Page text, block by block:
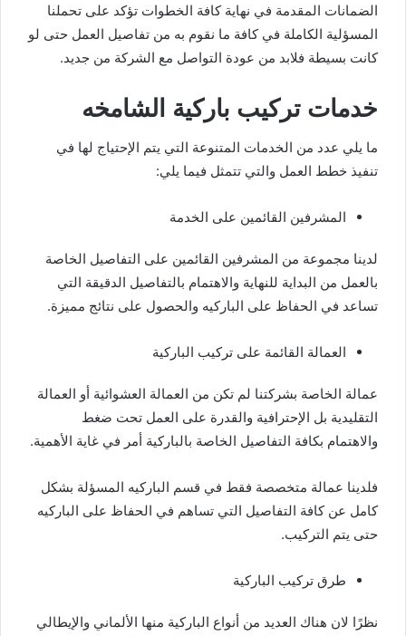
الضمانات المقدمة في نهاية كافة الخطوات تؤكد على تحملنا
المسؤلية الكاملة في كافة ما نقوم به من تفاصيل العمل حتى لو
كانت بسيطة فلابد من عودة التواصل مع الشركة من جديد.
خدمات تركيب باركية الشامخه
ما يلي عدد من الخدمات المتنوعة التي يتم الإحتياج لها في
تنفيذ خطط العمل والتي تتمثل فيما يلي:
المشرفين القائمين على الخدمة
لدينا مجموعة من المشرفين القائمين على التفاصيل الخاصة
بالعمل من البداية للنهاية والاهتمام بالتفاصيل الدقيقة التي
تساعد في الحفاظ على الباركيه والحصول على نتائج مميزة.
العمالة القائمة على تركيب الباركية
عمالة الخاصة بشركتنا لم تكن من العمالة العشوائية أو العمالة
التقليدية بل الإحترافية والقدرة على العمل تحت ضغط
والاهتمام بكافة التفاصيل الخاصة بالباركية أمر في غاية الأهمية.
فلدينا عمالة متخصصة فقط في قسم الباركيه المسؤلة بشكل
كامل عن كافة التفاصيل التي تساهم في الحفاظ على الباركيه
حتى يتم التركيب.
طرق تركيب الباركية
نظرًا لان هناك العديد من أنواع الباركية منها الألماني والإيطالي